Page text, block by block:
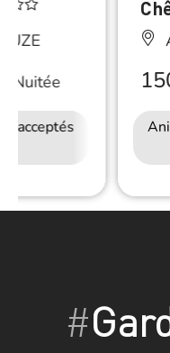
Nuitée
acceptés
Accès
#